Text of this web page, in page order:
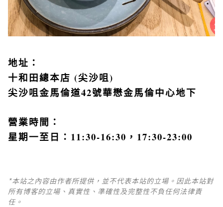
地址：
十和田總本店 (尖沙咀)
尖沙咀金馬倫道42號華懋金馬倫中心地下
營業時間：
星期一至日：11:30-16:30，17:30-23:00
*本站之內容由作者所提供，並不代表本站的立場。因此本站對
所有博客的立場、真實性、準確性及完整性不負任何法律責
任。